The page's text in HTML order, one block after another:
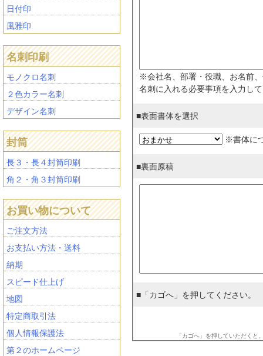
※会社名、部署・役職、お名前
名刺に入れる必要事項を入力し
■表面書体を選択
※書体に
■裏面原稿
■「カゴへ」を押してください。
「カゴへ」を押していただく
日付印
風雅印
名刺印刷
モノクロ名刺
２色カラー名刺
デザイン名刺
封筒
長３・長４封筒印刷
角２・角３封筒印刷
お買い物について
ご注文方法
お支払い方法・送料
納期
スピード仕上げ
地図
特定商取引法
個人情報保護法
第２のホームページ